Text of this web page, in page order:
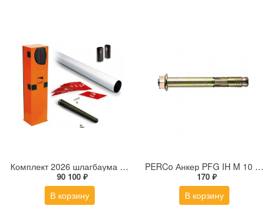
Комплект 2026 шлагбаума G3750SX Classico: 001G3750_SX - 1 шт.; 001G0402 - 1 шт.; 001G0461 - 1 шт.; 001G04060 - 1 шт.
90 100 ₽
В корзину
PERCo Анкер PFG IH M 10 (с болтом) для крепления стойки турникета PERCo-RTD-03S к полу
170 ₽
В корзину